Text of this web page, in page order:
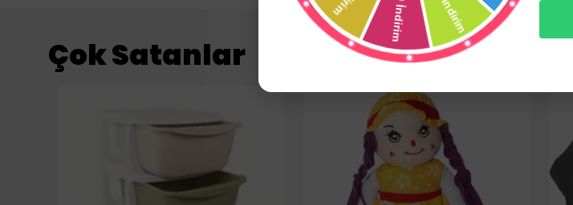
Çok Satanlar